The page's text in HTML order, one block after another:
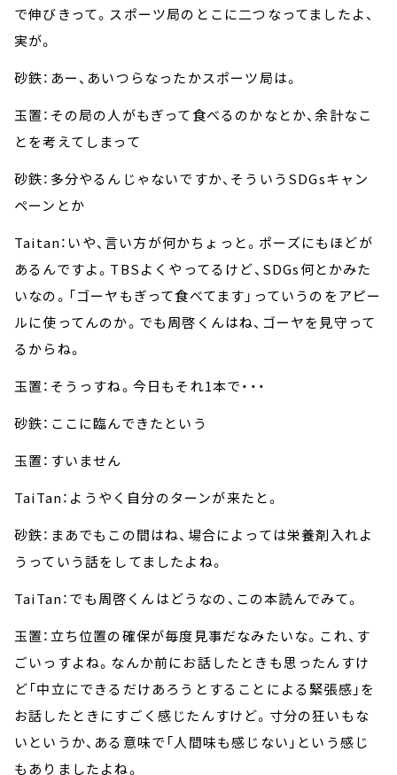
で伸びきって。スポーツ局のとこに二つなってましたよ、
実が。
砂鉄：あー、あいつらなったかスポーツ局は。
玉置：その局の人がもぎって食べるのかなとか、余計なこ
とを考えてしまって
砂鉄：多分やるんじゃないですか、そういうSDGsキャン
ペーンとか
Taitan：いや、言い方が何かちょっと。ポーズにもほどが
あるんですよ。TBSよくやってるけど、SDGs何とかみた
いなの。「ゴーヤもぎって食べてます」っていうのをアピー
ルに使ってんのか。でも周啓くんはね、ゴーヤを見守って
るからね。
玉置：そうっすね。今日もそれ1本で・・・
砂鉄：ここに臨んできたという
玉置：すいません
TaiTan：ようやく自分のターンが来たと。
砂鉄：まあでもこの間はね、場合によっては栄養剤入れよ
うっていう話をしてましたよね。
TaiTan：でも周啓くんはどうなの、この本読んでみて。
玉置：立ち位置の確保が毎度見事だなみたいな。これ、す
ごいっすよね。なんか前にお話したときも思ったんすけ
ど「中立にできるだけあろうとすることによる緊張感」を
お話したときにすごく感じたんすけど。寸分の狂いもな
いというか、ある意味で「人間味も感じない」という感じ
もありましたよね。